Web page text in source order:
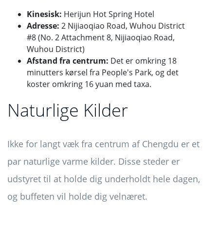
Kinesisk: Herijun Hot Spring Hotel
Adresse: 2 Nijiaoqiao Road, Wuhou District
#8 (No. 2 Attachment 8, Nijiaoqiao Road,
Wuhou District)
Afstand fra centrum: Det er omkring 18
minutters kørsel fra People's Park, og det
koster omkring 16 yuan med taxa.
Naturlige Kilder
Ikke for langt væk fra centrum af Chengdu er et
par naturlige varme kilder. Disse steder er
udstyret til at holde dig underholdt hele dagen,
og buffeten vil holde dig velnæret.